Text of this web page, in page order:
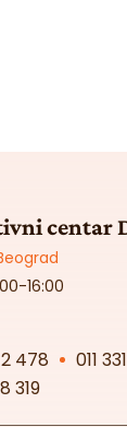
centar
16:00
478
011
319